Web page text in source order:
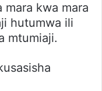
mara kwa mara
hutumwa ili
mtumiaji.